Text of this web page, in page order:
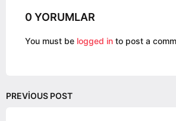
0 YORUMLAR
You must be logged in to post a
PREVIOUS POST